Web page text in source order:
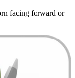
facing forward or